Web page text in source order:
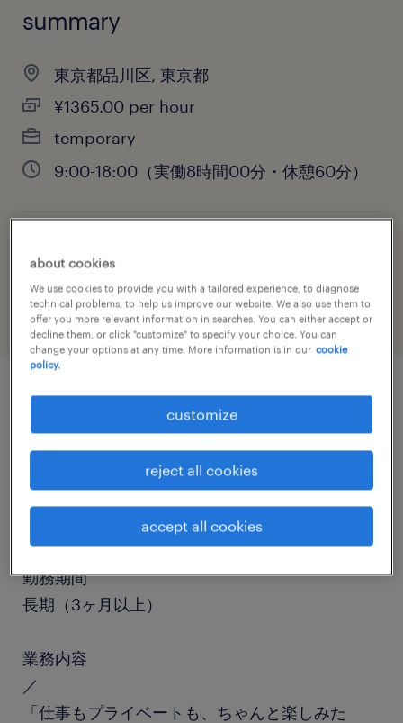
summary
東京都品川区, 東京都
¥1365.00 per hour
temporary
9:00-18:00（実働8時間00分・休憩60分）
job category
engineering
検査、その他（製造）、仕分け・ピッキング・梱
勤務期間
長期（3ヶ月以上）
業務内容
／
「仕事もプライベートも、ちゃんと楽しみた
about cookies
We use cookies to provide you with a tailored experience, to diagnose
technical problems, to help us improve our website. We also use them to
offer you more relevant information in searches. You can either accept or
decline them, or click "customize" to specify your choice. You can
change your options at any time. More information is in our cookie
policy.
customize
reject all cookies
accept all cookies